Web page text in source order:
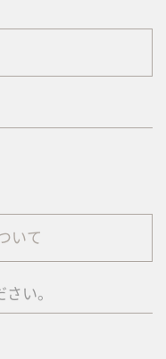
いて
い。